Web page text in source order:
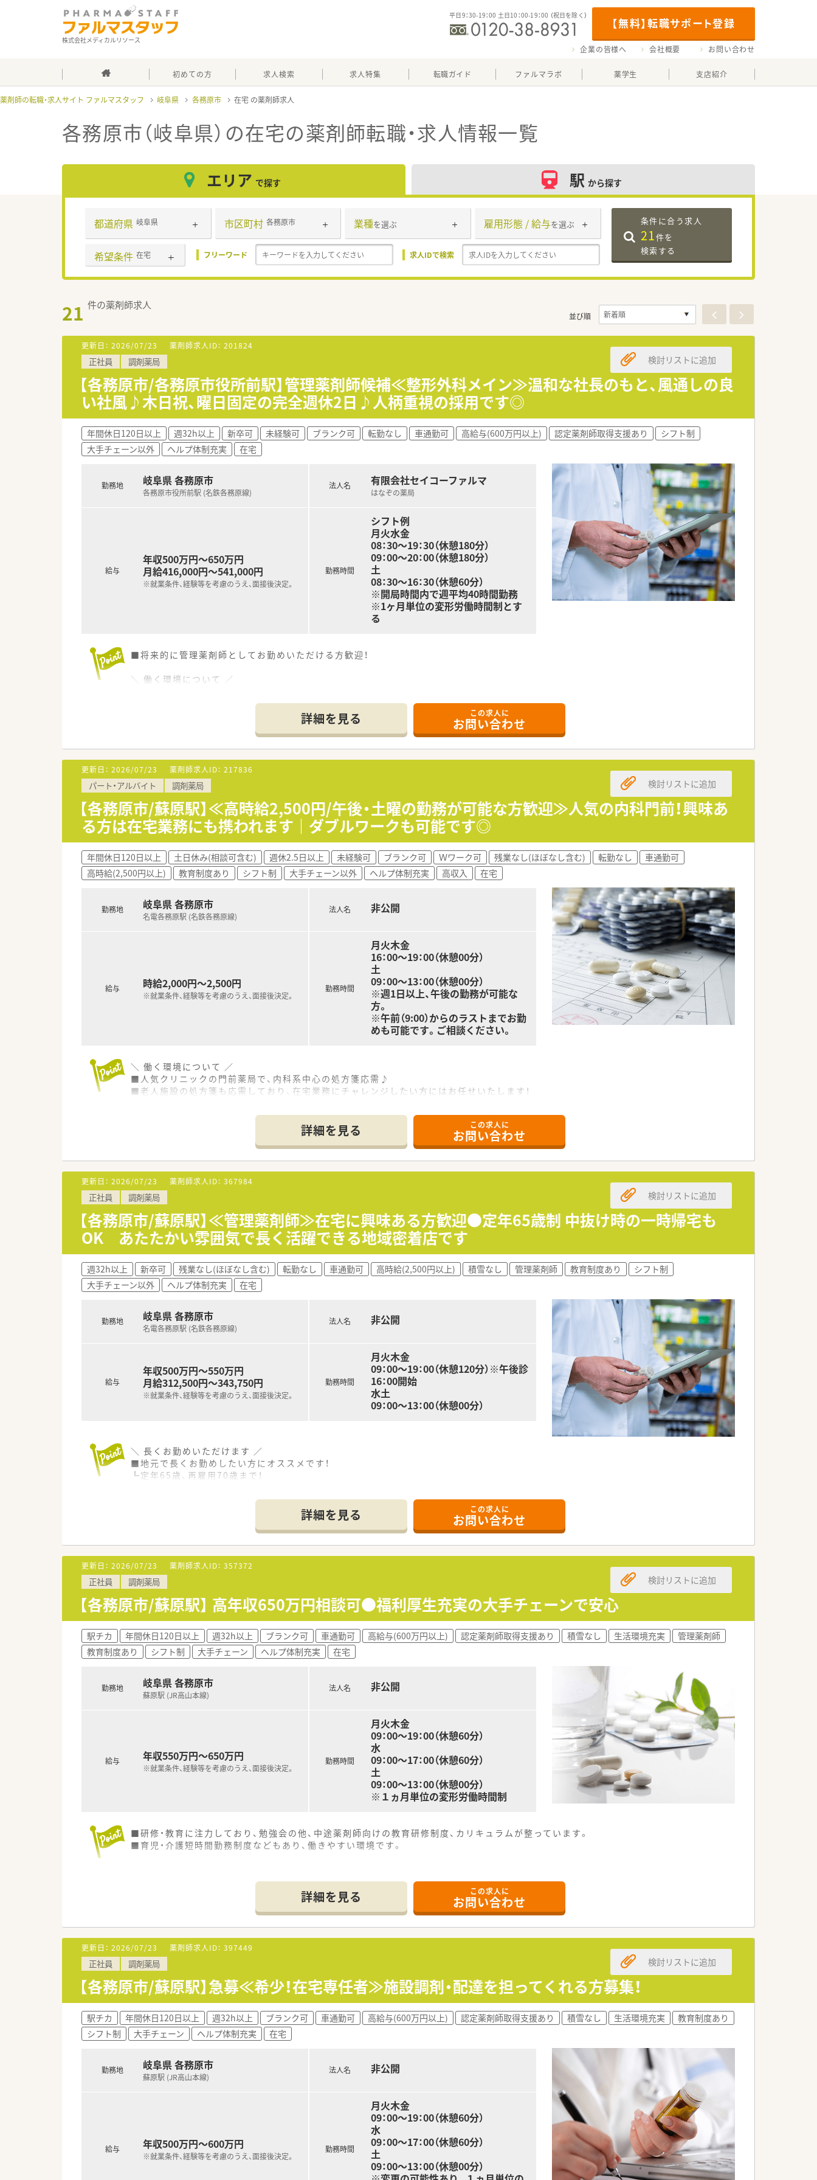
株式会社メディカルリソース
【無料】転職サポート登録
平日9：30-19：00 土日10：00-19：00 （祝日を除く）
企業の皆様へ 会社概要 お問い合わせ
初めての方 求人検索 求人特集 転職ガイド ファルマラボ 薬学生 支店紹介
薬剤師の転職・求人サイト ファルマスタッフ 岐阜県 各務原市 在宅
各務原市（岐阜県）の在宅の薬剤師転職・求人情報一覧
エリア で探す 駅 から探す
都道府県 岐阜県 市区町村 各務原市 業種を選ぶ 雇用形態 / 給与を選ぶ
希望条件 在宅 フリーワード 求人IDで検索
条件に合う求人
21件を
検索する
21 件の薬剤師求人
並び順
更新日： 2026/07/23 薬剤師求人ID： 201824
正社員 調剤薬局
【各務原市/各務原市役所前駅】管理薬剤師候補≪整形外科メイン≫温和な社長のもと、風通しの良
い社風♪木日祝、曜日固定の完全週休2日♪人柄重視の採用です◎
検討リストに追加
年間休日120日以上 週32h以上 新卒可 未経験可 ブランク可 転勤なし 車通勤可 高給与(600万円以上) 認定薬剤師取得支援あり
シフト制
大手チェーン以外
ヘルプ体制充実 在宅
勤務地 岐阜県 各務原市
各務原市役所前駅 (名鉄各務原線)
給与
年収500万円～650万円
月給416,000円～541,000円
※就業条件、経験等を考慮のうえ、面接後決定。
法人名 有限会社セイコーファルマ
はなぞの薬局
勤務時間
シフト例
月火水金
08：30～19：30（休憩180分）
09：00～20：00（休憩180分）
土
08：30～16：30（休憩60分）
※開局時間内で週平均40時間勤務
※1ヶ月単位の変形労働時間制とす
る
■将来的に管理薬剤師としてお勤めいただける方歓迎！
＼ 働く環境について ／
整形外科のほか、リウマチ科・リハビリテーション科・
スポーツ整形・ペインクリニック等の対応が経験できます！
■あたたかく穏やかな雰囲気で、わきあいあいと業務をしています。
＼ 企業独自の取り組み ／
■店舗ごと、薬剤師さんひとりひとりの個性を尊重！
「○○店の○○を経験したい」「○○先生と話してみたい」など、
ご希望に応じて他店舗での研修も可能です！
■本部付けで各店舗を巡回するマネージャーを配置！
各店舗の悩みの吸い上げ・情報共有で
現場が孤立することがない環境を実現しています◎
＼ 長く働けます ／
■幅広い年代の方が活躍中！
長く勤務できるよう配慮していただけます。
■社員の皆さんにも裁量を持たせてくれ、
経験や想いを尊重してもらえる環境です。
■やさしくおだやかな代表のもと、
仕事に一生懸命な方が岐阜県内の5店舗に集まっています。
つねに薬剤師さんのために働きやすい労働環境を考えている
シフトほか働き方についての相談もしやすい環境！
＼ これから目指す姿 ／
近隣店舗同士で協力しながら対応を進めていますので、
誰か一人だけが大変…という環境ではありません！
■自主性と組織の一体化を目指しています！
・・＊ こんな方にオススメ ＊・・
★一緒に”これから”の薬局をつくって行きたい方
★意欲やチャレンジ精神旺盛な方
経験が浅くても問題ございません！
詳細を見る この求人に
お問い合わせ
更新日： 2026/07/23 薬剤師求人ID： 217836
パート・アルバイト 調剤薬局
【各務原市/蘇原駅】≪高時給2,500円/午後・土曜の勤務が可能な方歓迎≫人気の内科門前！興味あ
る方は在宅業務にも携われます｜ダブルワークも可能です◎
検討リストに追加
年間休日120日以上 土日休み(相談可含む) 週休2.5日以上 未経験可 ブランク可 Ｗワーク可 残業なし(ほぼなし含む) 転勤なし
車通勤可
高時給(2,500円以上)
教育制度あり シフト制 大手チェーン以外 ヘルプ体制充実 高収入 在宅
勤務地 岐阜県 各務原市
名電各務原駅 (名鉄各務原線)
給与 時給2,000円～2,500円
※就業条件、経験等を考慮のうえ、面接後決定。
法人名 非公開
勤務時間
月火木金
16：00～19：00（休憩00分）
土
09：00～13：00（休憩00分）
※週1日以上、午後の勤務が可能な
方。
※午前（9:00）からのラストまでお勤
めも可能です。ご相談ください。
＼ 働く環境について ／
■人気クリニックの門前薬局で、内科系中心の処方箋応需♪
■老人施設の処方箋も応需しており、在宅業務にチャレンジしたい方にはお任せいたします！
■経営者は、従業員に対して理解ある環境を心掛けております。
■スタッフ同士の仲も良く、協力して業務を進めています。お休みも応相談！
■最新機器を導入しており、お仕事スムース♪
■午後中心にご勤務いただける方、土曜出勤できる方大歓迎！
＼ こんな会社です ／
■岐阜県各務原市に2店舗展開の調剤薬局です。
店舗同士は車で15分程度と近隣にあり、ヘルプ体制も充実◎
お休みが取得しやすい環境です。
■どちらの店舗も最新の調剤機器を導入しております、ご負担少なく勤務頂けます。
■在宅を通じて「選ばれる薬局」になるため、
処方元や介護施設と連携しています。
■再雇用で最長70歳までご勤務可能！長くお勤め希望の方もおススメです！
詳細を見る この求人に
お問い合わせ
更新日： 2026/07/23 薬剤師求人ID： 367984
正社員 調剤薬局
【各務原市/蘇原駅】≪管理薬剤師≫在宅に興味ある方歓迎●定年65歳制 中抜け時の一時帰宅も
OK あたたかい雰囲気で長く活躍できる地域密着店です
検討リストに追加
週32h以上 新卒可 残業なし(ほぼなし含む) 転勤なし 車通勤可 高時給(2,500円以上) 積雪なし 管理薬剤師 教育制度あり
シフト制
大手チェーン以外
ヘルプ体制充実 在宅
勤務地 岐阜県 各務原市
名電各務原駅 (名鉄各務原線)
給与
年収500万円～550万円
月給312,500円～343,750円
※就業条件、経験等を考慮のうえ、面接後決定。
法人名 非公開
勤務時間
月火木金
09：00～19：00（休憩120分）※午後診
16：00開始
水土
09：00～13：00（休憩00分）
＼ 長くお勤めいただけます ／
■地元で長くお勤めしたい方にオススメです！
┗定年65歳、再雇用70歳まで！
転居を伴う転勤なくお勤めいただけます！
■人気クリニックの門前に位置しています。
■内科の処方箋をメインに、
施設在宅の経験も積むことができます。
処方箋は平均30枚/日、施設40名ほどの対応がございます。
■地元の方を中心に、
アットホームな雰囲気の職場環境です。
■在宅未経験者でも、ご興味おありの方は大歓迎！
＼ こんな会社です ／
■岐阜県各務原市に2店舗展開の調剤薬局ですが、
愛知県にもグループ企業があります。
ヘルプ体制を敷いています。
お休みが取得しやすい環境！
患者様の健康をきめ細かくサポートしていく事を目標にしています。
■在宅を通じて「選ばれる薬局」になるため、
処方元や介護施設との連携も行っています！
詳細を見る この求人に
お問い合わせ
更新日： 2026/07/23 薬剤師求人ID： 357372
正社員 調剤薬局
【各務原市/蘇原駅】 高年収650万円相談可●福利厚生充実の大手チェーンで安心
検討リストに追加
駅チカ 年間休日120日以上 週32h以上 ブランク可 車通勤可 高給与(600万円以上) 認定薬剤師取得支援あり 積雪なし 生活環境充実
管理薬剤師
教育制度あり
シフト制 大手チェーン ヘルプ体制充実 在宅
勤務地 岐阜県 各務原市
蘇原駅 (JR高山本線)
給与 年収550万円～650万円
※就業条件、経験等を考慮のうえ、面接後決定。
法人名 非公開
勤務時間
月火木金
09：00～19：00（休憩60分）
水
09：00～17：00（休憩60分）
土
09：00～13：00（休憩00分）
※１ヵ月単位の変形労働時間制
■研修・教育に注力しており、勉強会の他、中途薬剤師向けの教育研修制度、カリキュラムが整っています。
■育児・介護短時間勤務制度などもあり、働きやすい環境です。
詳細を見る この求人に
お問い合わせ
更新日： 2026/07/23 薬剤師求人ID： 397449
正社員 調剤薬局
【各務原市/蘇原駅】急募≪希少！在宅専任者≫施設調剤・配達を担ってくれる方募集！
検討リストに追加
駅チカ 年間休日120日以上 週32h以上 ブランク可 車通勤可 高給与(600万円以上) 認定薬剤師取得支援あり 積雪なし 生活環境充実
教育制度あり
シフト制
大手チェーン ヘルプ体制充実 在宅
勤務地 岐阜県 各務原市
蘇原駅 (JR高山本線)
給与 年収500万円～600万円
※就業条件、経験等を考慮のうえ、面接後決定。
法人名 非公開
勤務時間
月火木金
09：00～19：00（休憩60分）
水
09：00～17：00（休憩60分）
土
09：00～13：00（休憩00分）